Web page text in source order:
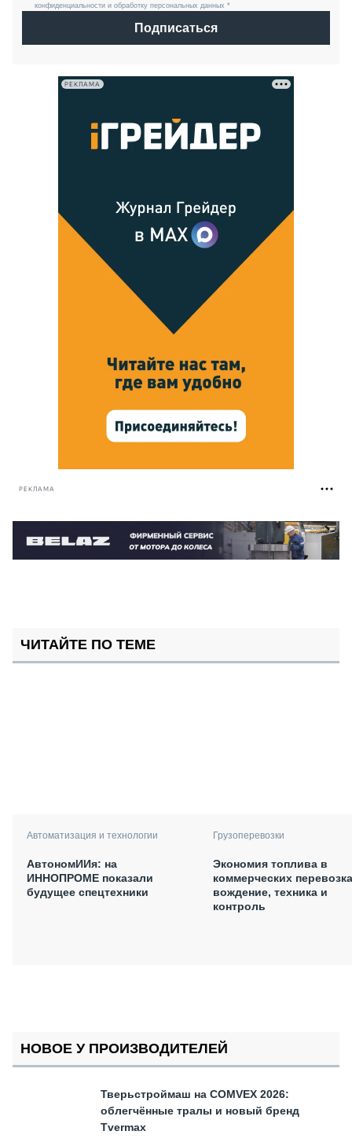
конфиденциальности и обработку персональных данных *
Подписаться
РЕКЛАМА
РЕКЛАМА
ЧИТАЙТЕ ПО ТЕМЕ
Автоматизация и технологии
АвтономИИя: на
ИННОПРОМЕ показали
будущее спецтехники
Грузоперевозки
Экономия топлива в
коммерческих
вождение, техника и
контроль
НОВОЕ У ПРОИЗВОДИТЕЛЕЙ
Тверьстроймаш на COMVEX 2026:
облегчённые тралы и новый бренд
Tvermax